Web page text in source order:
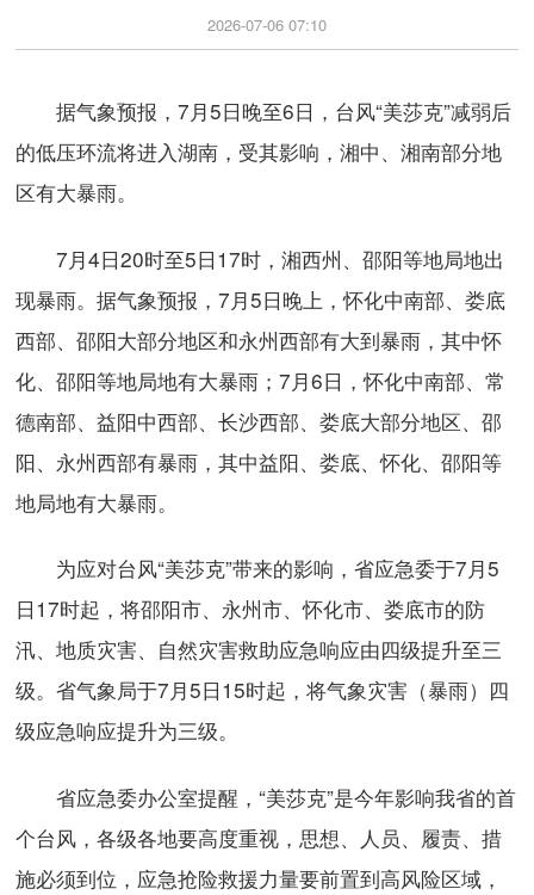
2026-07-06 07:10
据气象预报，7月5日晚至6日，台风“美莎克”减弱后
的低压环流将进入湖南，受其影响，湘中、湘南部分地
区有大暴雨。
7月4日20时至5日17时，湘西州、邵阳等地局地出
现暴雨。据气象预报，7月5日晚上，怀化中南部、娄底
西部、邵阳大部分地区和永州西部有大到暴雨，其中怀
化、邵阳等地局地有大暴雨；7月6日，怀化中南部、常
德南部、益阳中西部、长沙西部、娄底大部分地区、邵
阳、永州西部有暴雨，其中益阳、娄底、怀化、邵阳等
地局地有大暴雨。
为应对台风“美莎克”带来的影响，省应急委于7月5
日17时起，将邵阳市、永州市、怀化市、娄底市的防
汛、地质灾害、自然灾害救助应急响应由四级提升至三
级。省气象局于7月5日15时起，将气象灾害（暴雨）四
级应急响应提升为三级。
省应急委办公室提醒，“美莎克”是今年影响我省的首
个台风，各级各地要高度重视，思想、人员、履责、措
施必须到位，应急抢险救援力量要前置到高风险区域，